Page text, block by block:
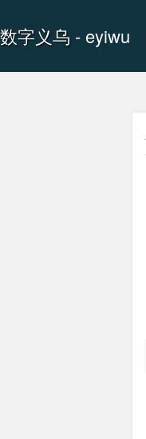
数字义乌 - eyiwu